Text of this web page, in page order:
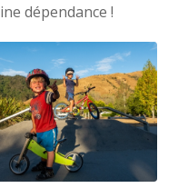
dépendance !